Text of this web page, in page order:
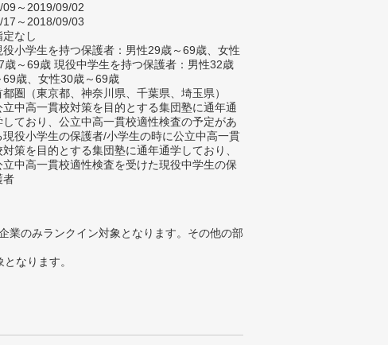
09～2019/09/02
17～2018/09/03
なし
役小学生を持つ保護者：男性29歳～69歳、女性
歳～69歳 現役中学生を持つ保護者：男性32歳
69歳、女性30歳～69歳
圏（東京都、神奈川県、千葉県、埼玉県）
立中高一貫校対策を目的とする集団塾に通年通
しており、公立中高一貫校適性検査の予定があ
現役小学生の保護者/小学生の時に公立中高一貫
対策を目的とする集団塾に通年通学しており、
立中高一貫校適性検査を受けた現役中学生の保
者
業のみランクイン対象となります。その他の部
なります。